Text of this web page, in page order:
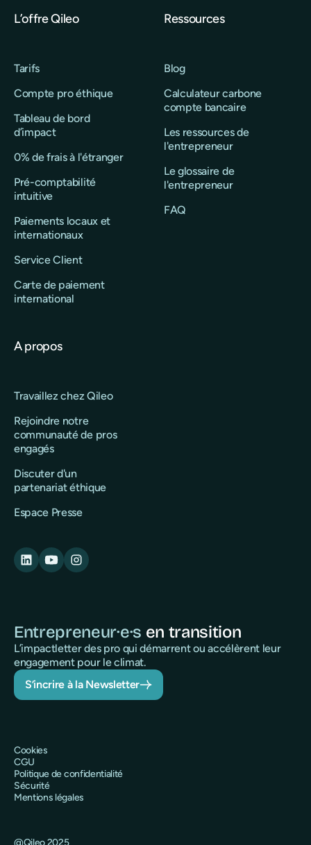
L’offre Qileo
Tarifs
Compte pro éthique
Tableau de bord
d’impact
0% de frais à l'étranger
Pré-comptabilité
intuitive
Paiements locaux et
internationaux
Service Client
Carte de paiement
international
Ressources
Blog
Calculateur carbone
compte bancaire
Les ressources de
l'entrepreneur
Le glossaire de
l'entrepreneur
FAQ
A propos
Travaillez chez Qileo
Rejoindre notre
communauté de pros
engagés
Discuter d'un
partenariat éthique
Espace Presse
Entrepreneur·e·s en transition
L’impactletter des pro qui démarrent ou accélèrent leur
engagement pour le climat.
S’incrire à la Newsletter
@Qileo 2025
Cookies
CGU
Politique de confidentialité
Sécurité
Mentions légales